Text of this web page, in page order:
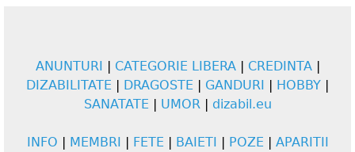
ANUNTURI | CATEGORIE LIBERA| CREDINTA|
DIZABILITATE | DRAGOSTE | GANDURI | HOBBY |
SANATATE | UMOR| dizabil.eu
INFO | MEMBRI | FETE | BAIETI | POZE | APARITII